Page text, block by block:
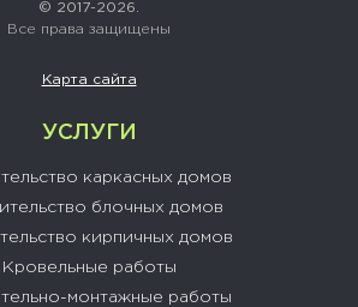
© 2017-2026.
Все права защищены
Карта сайта
УСЛУГИ
каркасных домов
блочных домов
кирпичных домов
Кровельные работы
монтажные работы